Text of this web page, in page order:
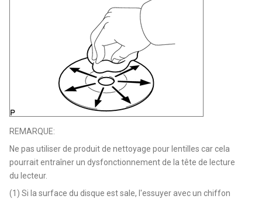
REMARQUE:
Ne pas utiliser de produit de nettoyage pour lentilles car cela
pourrait entraîner un dysfonctionnement de la tête de lecture
du lecteur.
(1) Si la surface du disque est sale, l'essuyer avec un chiffon